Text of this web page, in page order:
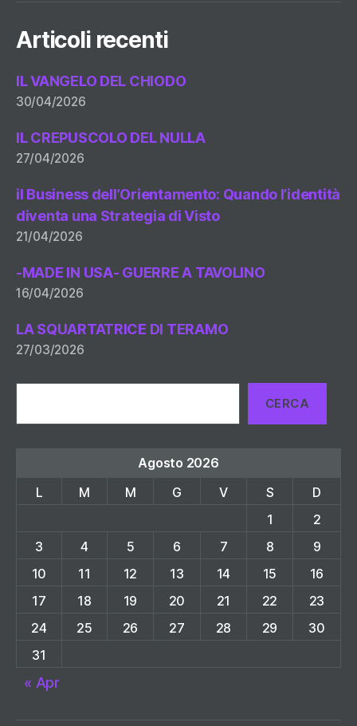
Articoli recenti
IL VANGELO DEL CHIODO
30/04/2026
IL CREPUSCOLO DEL NULLA
27/04/2026
il Business dell’Orientamento: Quando l’identità
diventa una Strategia di Visto
21/04/2026
-MADE IN USA- GUERRE A TAVOLINO
16/04/2026
LA SQUARTATRICE DI TERAMO
27/03/2026
CERCA
Agosto 2026
L
M M G V S
D
1
2
3
4 5 6 7 8
9
10
11 12 13 14 15
16
17
18 19 20 21 22
23
24
25 26 27 28 29
30
31
« Apr